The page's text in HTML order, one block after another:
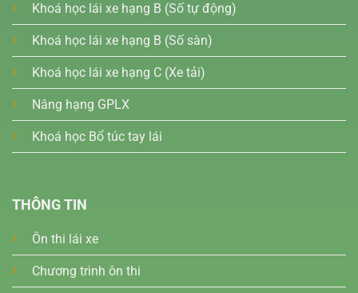
Khoá học lái xe hạng B (Số tự động)
Khoá học lái xe hạng B (Số sàn)
Khoá học lái xe hạng C (Xe tải)
Nâng hạng GPLX
Khoá học Bổ túc tay lái
THÔNG TIN
Ôn thi lái xe
Chương trình ôn thi